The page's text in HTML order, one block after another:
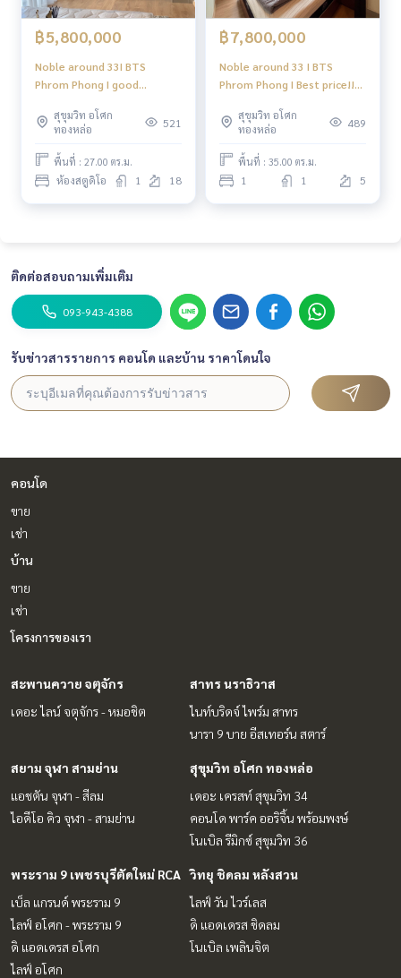
฿5,800,000
Noble around 33I BTS
Phrom Phong I good
สุขุมวิท อโศก
ทองหล่อ
521
พื้นที่ : 27.00 ตร.ม.
ห้องสตูดิโอ 1 18
฿7,800,000
Noble around 33 I BTS
Phrom Phong I Best price!!
สุขุมวิท อโศก
ทองหล่อ
489
พื้นที่ : 35.00 ตร.ม.
1 1 5
ติดต่อสอบถามเพิ่มเติม
093-943-4388
รับข่าวสารรายการ คอนโด และบ้าน ราคาโดนใจ
คอนโด
ขาย
เช่า
บ้าน
ขาย
เช่า
โครงการของเรา
สะพานควาย จตุจักร
เดอะ ไลน์ จตุจักร - หมอชิต
สาทร นราธิวาส
ไนท์บริดจ์ ไพร์ม สาทร
นารา 9 บาย อีสเทอร์น สตาร์
สยาม จุฬา สามย่าน
แอชตัน จุฬา - สีลม
ไอดีโอ คิว จุฬา - สามย่าน
สุขุมวิท อโศก ทองหล่อ
เดอะ เครสท์ สุขุมวิท 34
คอนโด พาร์ค ออริจิ้น พร้อมพงษ์
โนเบิล รีมิกซ์ สุขุมวิท 36
พระราม 9 เพชรบุรีตัดใหม่ RCA
เบ็ล แกรนด์ พระราม 9
ไลฟ์ อโศก - พระราม 9
ดิ แอดเดรส อโศก
ไลฟ์ อโศก
วิทยุ ชิดลม หลังสวน
ไลฟ์ วัน ไวร์เลส
ดิ แอดเดรส ชิดลม
โนเบิล เพลินจิต